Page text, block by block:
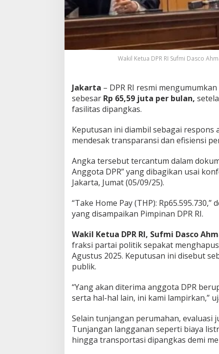
P
a
y
A
n
g
g
a
K
i
n
R
p
5
J
u
t
a
n
Wakil Ketua DPR RI Sufmi Dasco
Jakarta – DPR RI resmi mengumumkan
sebesar Rp 65,59 juta per bulan,
fasilitas dipangkas.
Keputusan ini diambil sebagai respons
mendesak transparansi dan efisiensi
Angka tersebut tercantum dalam
Anggota DPR” yang dibagikan usai
Jakarta, Jumat (05/09/25).
“Take Home Pay (THP):
yang disampaikan Pimpinan DPR RI.
Wakil Ketua DPR RI, Sufmi Dasco
fraksi partai politik sepakat
Agustus 2025. Keputusan ini disebut
publik.
“Yang akan diterima anggota DPR
serta hal-hal lain, ini kami lampirkan,”
Selain tunjangan perumahan, evaluasi
Tunjangan langganan seperti biaya
hingga transportasi dipangkas demi